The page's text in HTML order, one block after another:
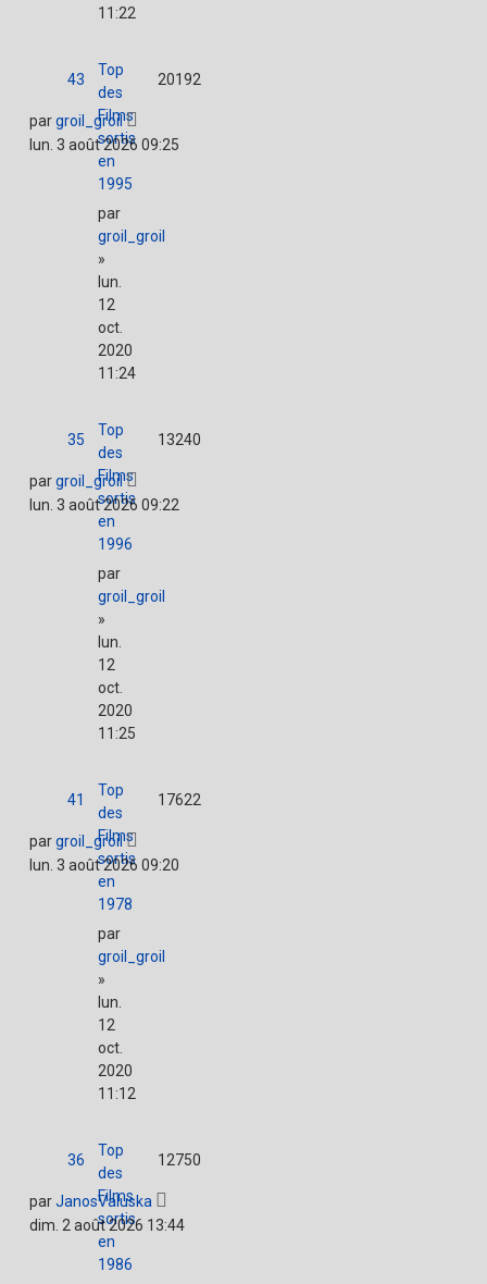
11:22
Top
des
Films
sortis
en
1995
par
groil_groil
»
lun.
12
oct.
2020
11:24
43 20192
pargroil_groil
lun. 3 août 2026 09:25
Top
des
Films
sortis
en
1996
par
groil_groil
»
lun.
12
oct.
2020
11:25
35 13240
pargroil_groil
lun. 3 août 2026 09:22
Top
des
Films
sortis
en
1978
par
groil_groil
»
lun.
12
oct.
2020
11:12
41 17622
pargroil_groil
lun. 3 août 2026 09:20
Top
des
Films
sortis
en
1986
36 12750
parJanosValuska
dim. 2 août 2026 13:44